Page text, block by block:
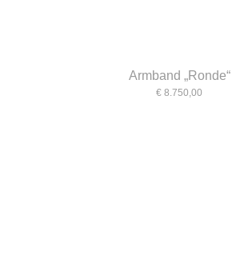
Armband „Ronde“
€ 8.750,00